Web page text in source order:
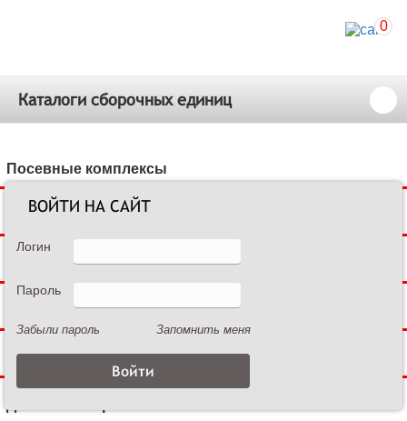
0
Каталоги сборочных единиц
Посевные комплексы
Сеялки зерновые
Сеялки пропашные
Культиваторы междурядные
Культиваторы сплошной обработки
ВОЙТИ НА САЙТ
Логин
Пароль
Забыли пароль Запомнить меня